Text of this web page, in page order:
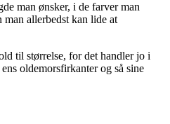
man ønsker, i de farver man
allerbedst kan lide at
til størrelse, for det handler jo i
oldemorsfirkanter og så sine